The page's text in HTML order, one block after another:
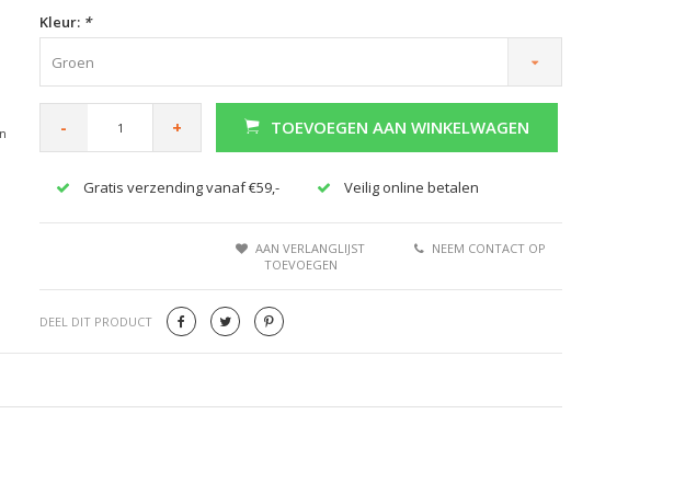
Kleur: *
Groen
- + TOEVOEGEN AAN WINKELWAGEN
Gratis verzending vanaf €59,- Veilig online betalen
AAN VERLANGLIJST
TOEVOEGEN
NEEM CONTACT OP
DEEL DIT PRODUCT